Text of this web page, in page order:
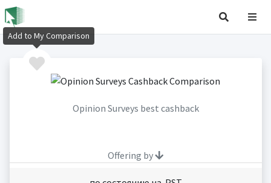
Opinion Surveys best cashback
Offering by
Add to My Comparison